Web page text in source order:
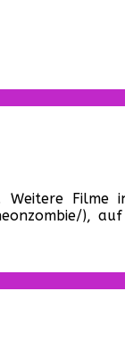
Weitere
),